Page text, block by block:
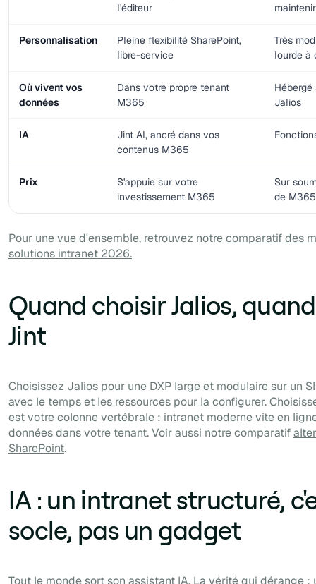
l'éditeur
maintenir
Personnalisation
Pleine flexibilité SharePoint,
libre-service
Très
lourde à
Où vivent vos
données
Dans votre propre tenant
M365
Jalios
IA
Jint AI, ancré dans vos
contenus M365
Prix
S'appuie sur votre
investissement M365
Sur
de M365
Pour une vue d'ensemble, retrouvez notrecomparatif des
solutions intranet 2026.
Quand choisir Jalios,
Jint
Choisissez Jalios pour une DXP large et modulaire sur un
avec le temps et les ressources pour la configurer.
est votre colonne vertébrale : intranet moderne vite en
données dans votre tenant. Voir aussi notre comparatif
SharePoint.
IA : un intranet structuré,
socle, pas un gadget
Tout le monde sort son assistant IA. La vérité qui dérange :